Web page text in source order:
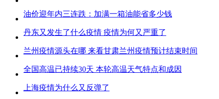
油价迎年内三连跌：加满一箱油能省多少钱
丹东又发生了什么疫情 疫情为何又严重了
兰州疫情源头在哪 来看甘肃兰州疫情预计结束时间
全国高温已持续30天 本轮高温天气特点和成因
上海疫情为什么又反弹了